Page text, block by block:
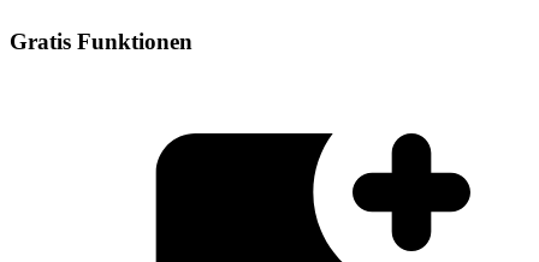
Gratis Funktionen